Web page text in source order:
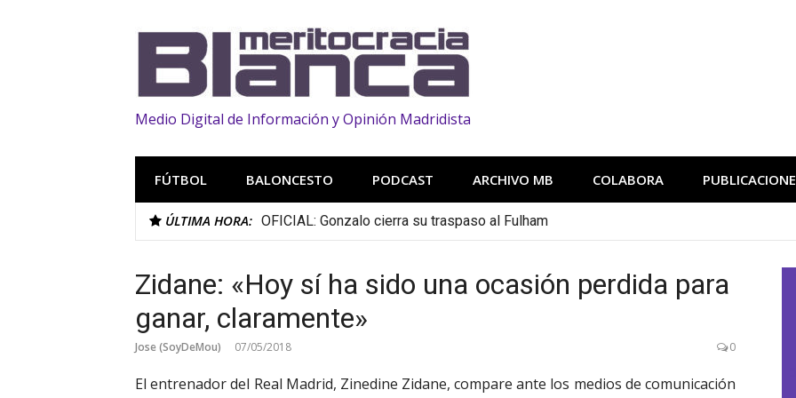
Medio Digital de Información y Opinión Madridista
FÚTBOL BALONCESTO PODCAST ARCHIVO MB COLABORA
ÚLTIMA HORA: OFICIAL: Gonzalo cierra su traspaso al Fulham
Zidane: «Hoy sí ha sido una ocasión perdida para
ganar, claramente»
Jose (SoyDeMou) 07/05/2018 0
El entrenador del Real Madrid, Zinedine Zidane, compare ante los medios de comunicación